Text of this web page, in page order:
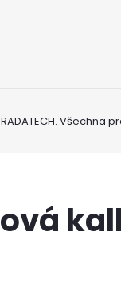
. Všechna